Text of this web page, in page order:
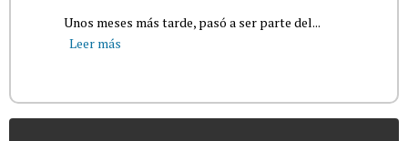
Unos meses más tarde, pasó a ser parte del...
Leer más